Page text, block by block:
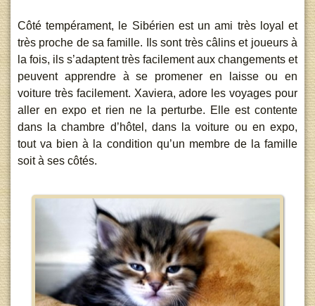
Côté tempérament, le Sibérien est un ami très loyal et
très proche de sa famille. Ils sont très câlins et joueurs à
la fois, ils s’adaptent très facilement aux changements et
peuvent apprendre à se promener en laisse ou en
voiture très facilement. Xaviera, adore les voyages pour
aller en expo et rien ne la perturbe. Elle est contente
dans la chambre d’hôtel, dans la voiture ou en expo,
tout va bien à la condition qu’un membre de la famille
soit à ses côtés.